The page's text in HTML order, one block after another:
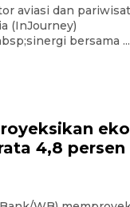
aviasi dan
(InJourney)
bersama ...
4,8 persen